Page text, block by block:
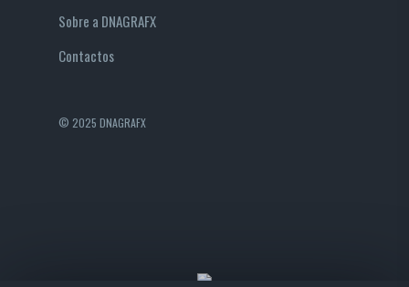
Sobre a DNAGRAFX
Contactos
© 2025 DNAGRAFX